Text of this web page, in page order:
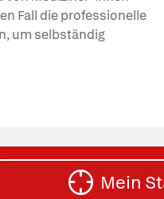
Fall die professionelle
um selbständig
Mein